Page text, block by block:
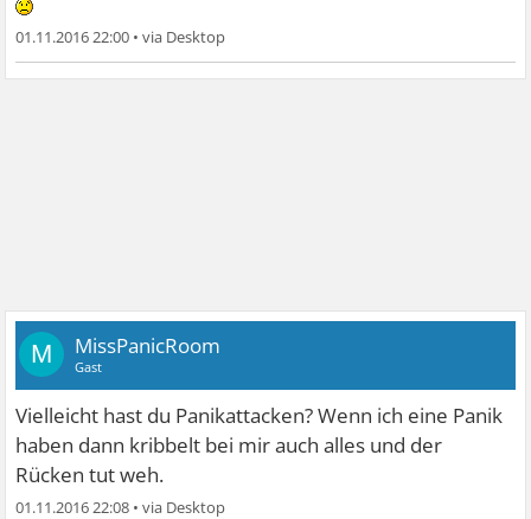
01.11.2016 22:00 •
M MissPanicRoom
Gast
Vielleicht hast du Panikattacken? Wenn ich eine Panik
haben dann kribbelt bei mir auch alles und der
Rücken tut weh.
01.11.2016 22:08 •